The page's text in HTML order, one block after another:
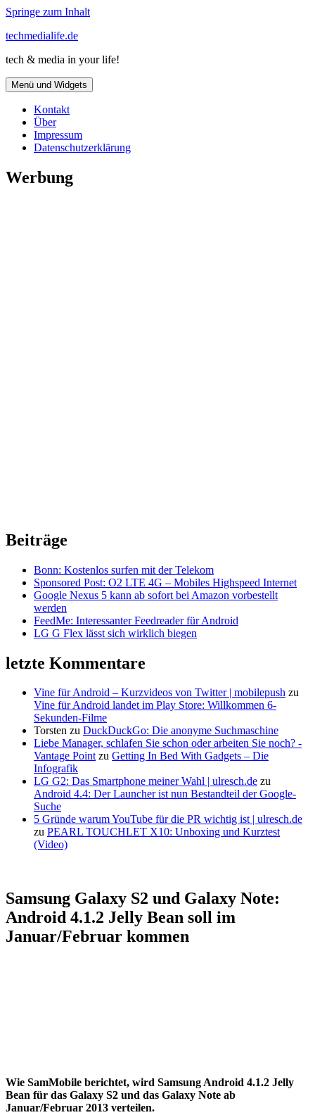
Springe zum Inhalt
techmedialife.de
tech & media in your life!
Menü und Widgets
Kontakt
Über
Impressum
Datenschutzerklärung
Werbung
Beiträge
Bonn: Kostenlos surfen mit der Telekom
Sponsored Post: O2 LTE 4G – Mobiles Highspeed Internet
Google Nexus 5 kann ab sofort bei Amazon vorbestellt
werden
FeedMe: Interessanter Feedreader für Android
LG G Flex lässt sich wirklich biegen
letzte Kommentare
Vine für Android – Kurzvideos von Twitter | mobilepush zu
Vine für Android landet im Play Store: Willkommen 6-
Sekunden-Filme
Torsten zu DuckDuckGo: Die anonyme Suchmaschine
Liebe Manager, schlafen Sie schon oder arbeiten Sie noch? -
Vantage Pointzu Getting In Bed With Gadgets – Die
Infografik
LG G2: Das Smartphone meiner Wahl | ulresch.de zu
Android 4.4: Der Launcher ist nun Bestandteil der Google-
Suche
5 Gründe warum YouTube für die PR wichtig ist | ulresch.de
zu PEARL TOUCHLET X10: Unboxing und Kurztest
(Video)
Samsung Galaxy S2 und Galaxy Note:
Android 4.1.2 Jelly Bean soll im
Januar/Februar kommen
Wie SamMobile berichtet, wird Samsung Android 4.1.2 Jelly
Bean für das Galaxy S2 und das Galaxy Note ab
Januar/Februar 2013 verteilen.